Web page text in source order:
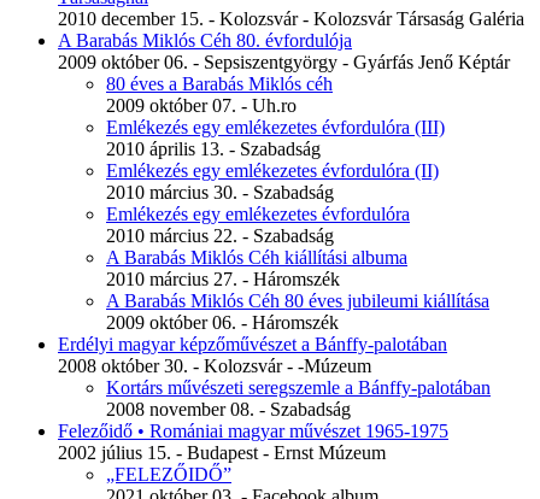
2010 december 15. - Kolozsvár - Kolozsvár Társaság Galéria
A Barabás Miklós Céh 80. évfordulója
2009 október 06. - Sepsiszentgyörgy - Gyárfás Jenő Képtár
80 éves a Barabás Miklós céh
2009 október 07. - Uh.ro
Emlékezés egy emlékezetes évfordulóra (III)
2010 április 13. - Szabadság
Emlékezés egy emlékezetes évfordulóra (II)
2010 március 30. - Szabadság
Emlékezés egy emlékezetes évfordulóra
2010 március 22. - Szabadság
A Barabás Miklós Céh kiállítási albuma
2010 március 27. - Háromszék
A Barabás Miklós Céh 80 éves jubileumi kiállítása
2009 október 06. - Háromszék
Erdélyi magyar képzőművészet a Bánffy-palotában
2008 október 30. - Kolozsvár - -Múzeum
Kortárs művészeti seregszemle a Bánffy-palotában
2008 november 08. - Szabadság
Felezőidő • Romániai magyar művészet 1965-1975
2002 július 15. - Budapest - Ernst Múzeum
„FELEZŐIDŐ”